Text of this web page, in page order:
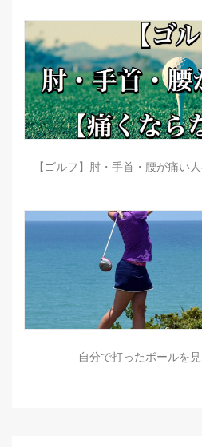
【ゴルフ】肘・手首・腰が痛い
自分で打ったボールを見